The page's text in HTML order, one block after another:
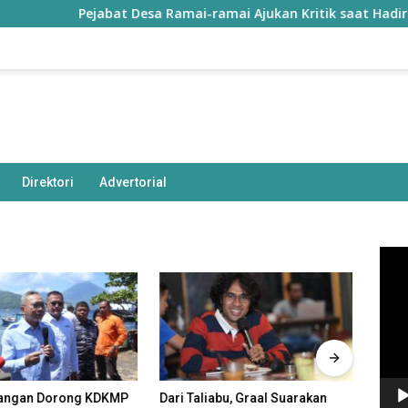
Pejabat Desa Ramai-ramai Ajukan Kritik saat Hadiri
Direktori Advertorial
Dorong KDKMP
Dari Taliabu, Graal Suarakan